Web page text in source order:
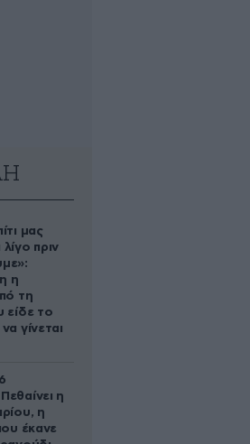
μας
πριν
η
τη
είδε το
γίνεται
η
η
έκανε